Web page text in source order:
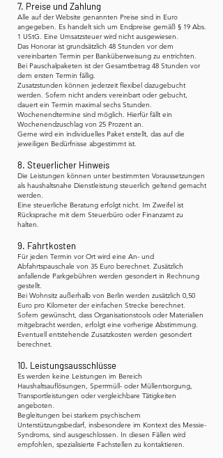
7. Preise und Zahlung
Alle auf der Website genannten Preise sind in Euro
angegeben. Es handelt sich um Endpreise gemäß § 19 Abs.
1 UStG. Eine Umsatzsteuer wird nicht ausgewiesen.
Das Honorar ist grundsätzlich 48 Stunden vor dem
vereinbarten Termin per Banküberweisung zu entrichten.
Bei Pauschalpaketen ist der Gesamtbetrag 48 Stunden vor
dem ersten Termin fällig.
Zusatzstunden können jederzeit flexibel dazugebucht
werden. Sofern nicht anders vereinbart oder gebucht,
dauert ein Termin maximal sechs Stunden.
Wochenendtermine sind möglich. Hierfür fällt ein
Wochenendzuschlag von 25 Prozent an.
Gerne wird ein individuelles Paket erstellt, das auf die
jeweiligen Bedürfnisse abgestimmt ist.
8. Steuerlicher Hinweis
Die Leistungen können unter bestimmten Voraussetzungen
als haushaltsnahe Dienstleistung steuerlich geltend gemacht
werden.
Eine steuerliche Beratung erfolgt nicht. Im Zweifel ist
Rücksprache mit dem Steuerbüro oder Finanzamt zu
halten.
9. Fahrtkosten
Für jeden Termin vor Ort wird eine An- und
Abfahrtspauschale von 35 Euro berechnet. Zusätzlich
anfallende Parkgebühren werden gesondert in Rechnung
gestellt.
Bei Wohnsitz außerhalb von Berlin werden zusätzlich 0,50
Euro pro Kilometer der einfachen Strecke berechnet.
Sofern gewünscht, dass Organisationstools oder Materialien
mitgebracht werden, erfolgt eine vorherige Abstimmung.
Eventuell entstehende Zusatzkosten werden gesondert
berechnet.
10. Leistungsausschlüsse
Es werden keine Leistungen im Bereich
Haushaltsauflösungen, Sperrmüll- oder Müllentsorgung,
Transportleistungen oder vergleichbare Tätigkeiten
angeboten.
Begleitungen bei starkem psychischem
Unterstützungsbedarf, insbesondere im Kontext des Messie-
Syndroms, sind ausgeschlossen. In diesen Fällen wird
empfohlen, spezialisierte Fachstellen zu kontaktieren.